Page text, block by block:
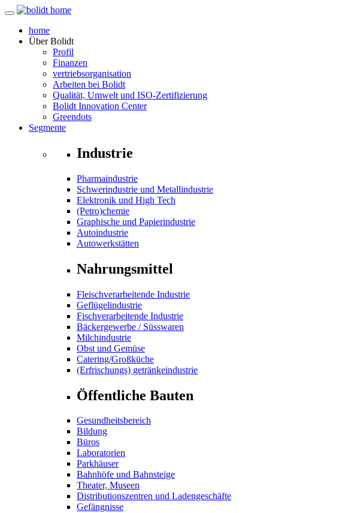
home
ÜberBolidt
Profil
Finanzen
vertriebsorganisation
Arbeiten bei Bolidt
Qualität, Umwelt und ISO-Zertifizierung
Bolidt Innovation Center
Greendots
Segmente
Industrie
Pharmaindustrie
Schwerindustrie und Metallindustrie
Elektronik und High Tech
(Petro)chemie
Graphische und Papierindustrie
Autoindustrie
Autowerkstätten
Nahrungsmittel
Fleischverarbeitende Industrie
Geflügelindustrie
Fischverarbeitende Industrie
Bäckergewerbe / Süsswaren
Milchindustrie
Obst und Gemüse
Catering/Großküche
(Erfrischungs) getränkeindustrie
Öffentliche Bauten
Gesundheitsbereich
Bildung
Büros
Laboratorien
Parkhäuser
Bahnhöfe und Bahnsteige
Theater, Museen
Distributionszentren und Ladengeschäfte
Gefängnisse